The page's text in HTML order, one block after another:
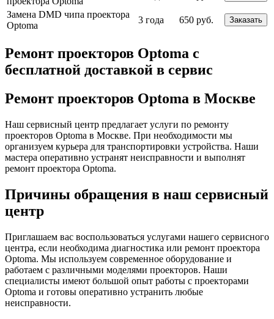
Замена DMD чипа проектора
Optoma
3 года 650 руб. Заказать
Ремонт проекторов Optoma с
бесплатной доставкой в сервис
Ремонт проекторов Optoma в Москве
Наш сервисный центр предлагает услуги по ремонту
проекторов Optoma в Москве. При необходимости мы
организуем курьера для транспортировки устройства. Наши
мастера оперативно устранят неисправности и выполнят
ремонт проектора Optoma.
Причины обращения в наш сервисный
центр
Приглашаем вас воспользоваться услугами нашего сервисного
центра, если необходима диагностика или ремонт проектора
Optoma. Мы используем современное оборудование и
работаем с различными моделями проекторов. Наши
специалисты имеют большой опыт работы с проекторами
Optoma и готовы оперативно устранить любые
неисправности.